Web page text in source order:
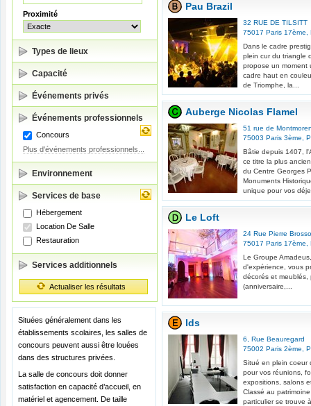
Proximité
Types de lieux
Capacité
Événements privés
Événements professionnels
Concours
Plus d'événements professionnels...
Environnement
Services de base
Hébergement
Location De Salle
Restauration
Services additionnels
Actualiser les résultats
Situées généralement dans les
établissements scolaires, les salles de
concours peuvent aussi être louées
dans des structures privées.
La salle de concours doit donner
satisfaction en capacité d’accueil, en
matériel et agencement. De taille
Pau Brazil
32 RUE DE TILSITT
75017 Paris 17ème
Dans le cadre
plein cur du triangle
propose un moment
cadre haut en
de Triomphe, la...
Auberge Nicolas Flamel
51 rue de
75003 Paris 3ème
Bâtie depuis 1407,
ce titre la plus
du Centre Georges
Monuments
unique pour vos
Le Loft
24 Rue Pierre
75017 Paris 17ème
Le Groupe
d'expérience, vous
décorés et
(anniversaire,...
Ids
6, Rue Beauregard
75002 Paris 2ème
Situé en plein coeur
pour vos réunions,
expositions, salons
Classé au
particulier se trouve